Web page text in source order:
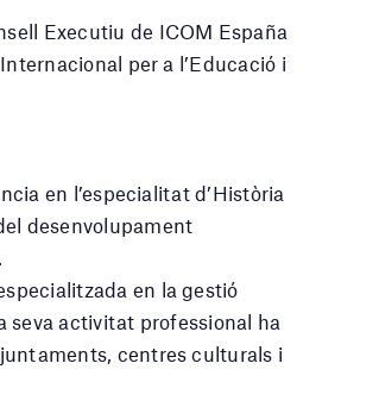
Executiu de ICOM España
per a l’Educació i
en l’especialitat d’Història
desenvolupament
en la gestió
seva activitat professional ha
centres culturals i